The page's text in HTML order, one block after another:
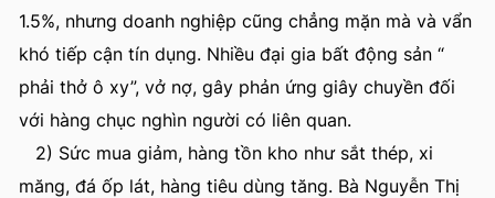
1.5%, nhưng doanh nghiệp cũng chẳng mặn mà và vẩn
khó tiếp cận tín dụng. Nhiều đại gia bất động sản “
phải thở ô xy”, vở nợ, gây phản ứng giây chuyền đối
với hàng chục nghìn người có liên quan.
2) Sức mua giảm, hàng tồn kho như sắt thép, xi
măng, đá ốp lát, hàng tiêu dùng tăng. Bà Nguyễn Thị